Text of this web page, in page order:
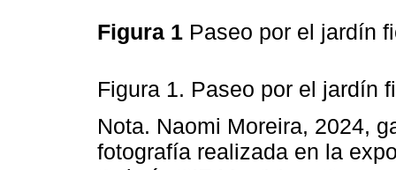
Figura 1 Paseo por el jardín
Figura 1. Paseo por el jardín
Nota. Naomi Moreira, 2024,
fotografía realizada en la